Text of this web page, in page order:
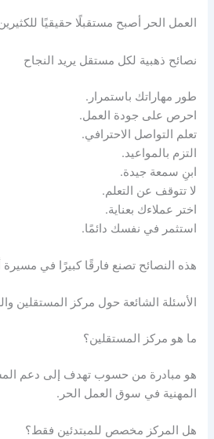
العمل الحر أصبح مستقبلًا حقيقيًا
نصائح ذهبية لكل مستقل يريد النجاح
طور مهاراتك باستمرار.
احرص على جودة العمل.
تعلم التواصل الاحترافي.
التزم بالمواعيد.
ابنِ سمعة جيدة.
لا تتوقف عن التعلم.
اختر عملاءك بعناية.
استثمر في نفسك دائمًا.
هذه النصائح تصنع فارقًا كبيرًا في
الأسئلة الشائعة حول مركز المستقلين
ما هو مركز المستقلين؟
هو مبادرة من حسوب تهدف إلى دعم
المهنية في سوق العمل الحر.
هل المركز مخصص للمبتدئين فقط؟